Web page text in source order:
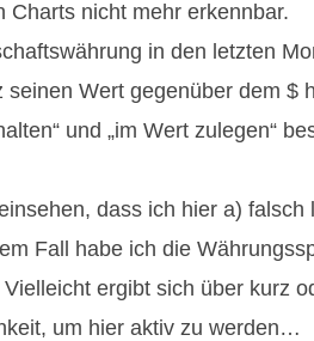
Charts nicht mehr erkennbar.
in den letzten
seinen Wert gegenüber dem $
und „im Wert zulegen“
dass ich hier a) falsch
Fall habe ich die
ergibt sich über kurz
um hier aktiv zu werden…